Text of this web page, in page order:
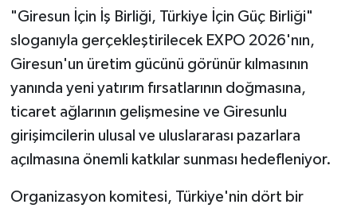
"Giresun İçin İş Birliği, Türkiye İçin Güç Birliği"
sloganıyla gerçekleştirilecek EXPO 2026'nın,
Giresun'un üretim gücünü görünür kılmasının
yanında yeni yatırım fırsatlarının doğmasına,
ticaret ağlarının gelişmesine ve Giresunlu
girişimcilerin ulusal ve uluslararası pazarlara
açılmasına önemli katkılar sunması hedefleniyor.
Organizasyon komitesi, Türkiye'nin dört bir